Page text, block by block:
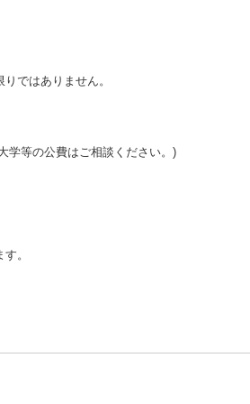
ではありません。
学等の公費はご相談ください。)
。